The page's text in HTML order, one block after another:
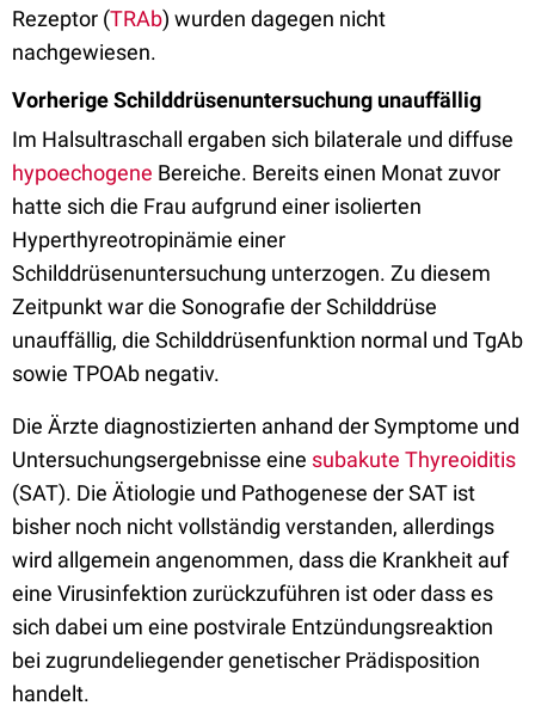
Rezeptor (TRAb) wurden dagegen nicht
nachgewiesen.
Vorherige Schilddrüsenuntersuchung unauffällig
Im Halsultraschall ergaben sich bilaterale und diffuse
hypoechogene Bereiche. Bereits einen Monat zuvor
hatte sich die Frau aufgrund einer isolierten
Hyperthyreotropinämie einer
Schilddrüsenuntersuchung unterzogen. Zu diesem
Zeitpunkt war die Sonografie der Schilddrüse
unauffällig, die Schilddrüsenfunktion normal und TgAb
sowie TPOAb negativ.
Die Ärzte diagnostizierten anhand der Symptome und
Untersuchungsergebnisse eine subakute Thyreoiditis
(SAT). Die Ätiologie und Pathogenese der SAT ist
bisher noch nicht vollständig verstanden, allerdings
wird allgemein angenommen, dass die Krankheit auf
eine Virusinfektion zurückzuführen ist oder dass es
sich dabei um eine postvirale Entzündungsreaktion
bei zugrundeliegender genetischer Prädisposition
handelt.